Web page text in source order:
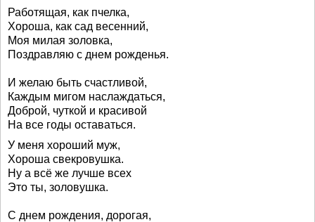
Работящая, как пчелка,
Хороша, как сад весенний,
Моя милая золовка,
Поздравляю с днем рожденья.
И желаю быть счастливой,
Каждым мигом наслаждаться,
Доброй, чуткой и красивой
На все годы оставаться.
У меня хороший муж,
Хороша свекровушка.
Ну а всё же лучше всех
Это ты, золовушка.
С днем рождения, дорогая,